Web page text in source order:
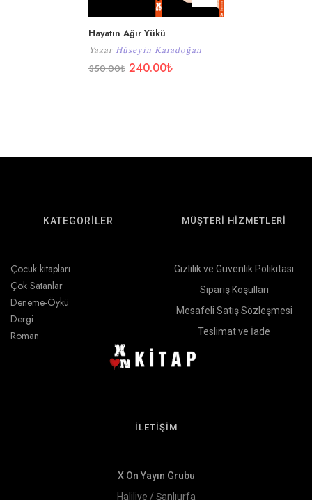
Hayatın Ağır Yükü
Yazar Hüseyin Karadoğan
350.00₺ 240.00₺
KATEGORİLER
Çocuk kitapları
Çok Satanlar
Deneme-Öykü
Dergi
Roman
MÜŞTERİ HİZMETLERİ
Gizlilik ve Güvenlik Polikitası
Sipariş Koşulları
Mesafeli Satış Sözleşmesi
Teslimat ve İade
İLETİŞİM
X On Yayın Grubu
Haliliye / Şanlıurfa